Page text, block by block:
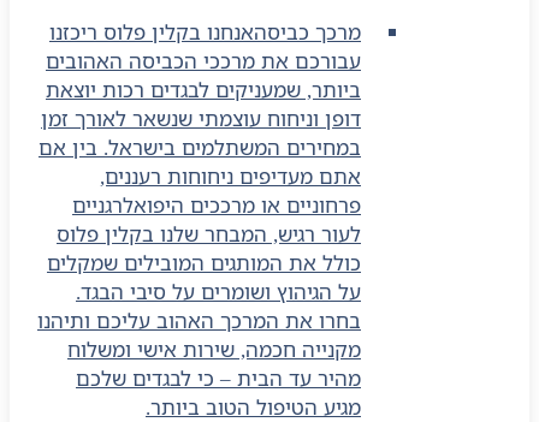
מרכך כביסהאנחנו בקלין פלוס ריכזנו
עבורכם את מרככי הכביסה האהובים
ביותר, שמעניקים לבגדים רכות יוצאת
דופן וניחוח עוצמתי שנשאר לאורך זמן
במחירים המשתלמים בישראל. בין אם
אתם מעדיפים ניחוחות רעננים,
פרחוניים או מרככים היפואלרגניים
לעור רגיש, המבחר שלנו בקלין פלוס
כולל את המותגים המובילים שמקלים
על הגיהוץ ושומרים על סיבי הבגד.
בחרו את המרכך האהוב עליכם ותיהנו
מקנייה חכמה, שירות אישי ומשלוח
מהיר עד הבית – כי לבגדים שלכם
מגיע הטיפול הטוב ביותר.